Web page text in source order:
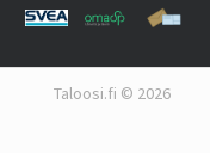
Taloosi.fi © 2026